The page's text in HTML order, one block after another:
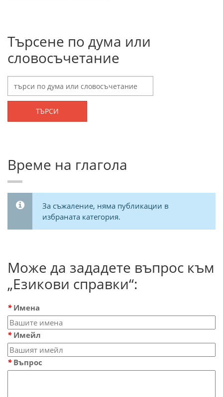
Търсене по дума или
словосъчетание
ТЪРСИ
Време на глагола
За съжаление, няма публикации в
избраната категория.
Може да зададете въпрос към
„Езикови справки“:
*Имена
*Имейл
*Въпрос